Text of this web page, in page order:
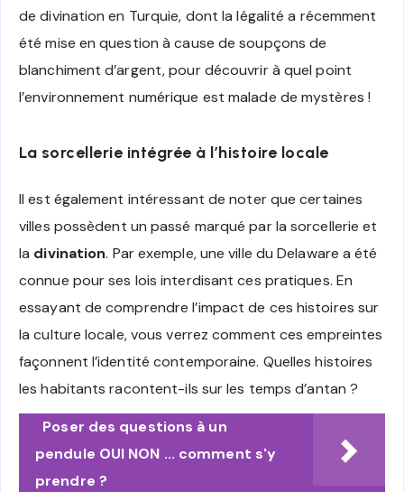
de divination en Turquie, dont la légalité a récemment
été mise en question à cause de soupçons de
blanchiment d’argent, pour découvrir à quel point
l’environnement numérique est malade de mystères !
La sorcellerie intégrée à l’histoire locale
Il est également intéressant de noter que certaines
villes possèdent un passé marqué par la sorcellerie et
la divination. Par exemple, une ville du Delaware a été
connue pour ses lois interdisant ces pratiques. En
essayant de comprendre l’impact de ces histoires sur
la culture locale, vous verrez comment ces empreintes
façonnent l’identité contemporaine. Quelles histoires
les habitants racontent-ils sur les temps d’antan ?
Poser des questions à un
pendule OUI NON ... comment s'y
prendre ?